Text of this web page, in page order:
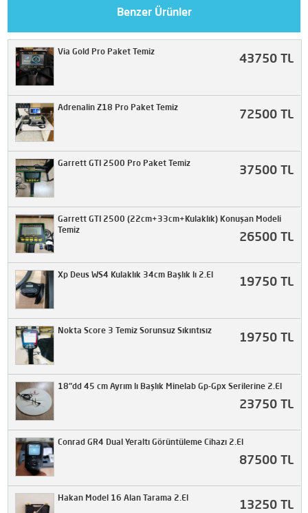
Benzer Ürünler
Via Gold Pro Paket Temiz
43750 TL
Adrenalin Z18 Pro Paket Temiz
72500 TL
Garrett GTI 2500 Pro Paket Temiz
37500 TL
Garrett GTI 2500 (22cm+33cm+Kulaklık) Konuşan Modeli
Temiz
26500 TL
Xp Deus WS4 Kulaklık 34cm Başlık lı 2.El
19750 TL
Nokta Score 3 Temiz Sorunsuz Sıkıntısız
19750 TL
18"dd 45 cm Ayrım lı Başlık Minelab Gp-Gpx Serilerine 2.El
23750 TL
Conrad GR4 Dual Yeraltı Görüntüleme Cihazı 2.El
87500 TL
Hakan Model 16 Alan Tarama 2.El
13250 TL